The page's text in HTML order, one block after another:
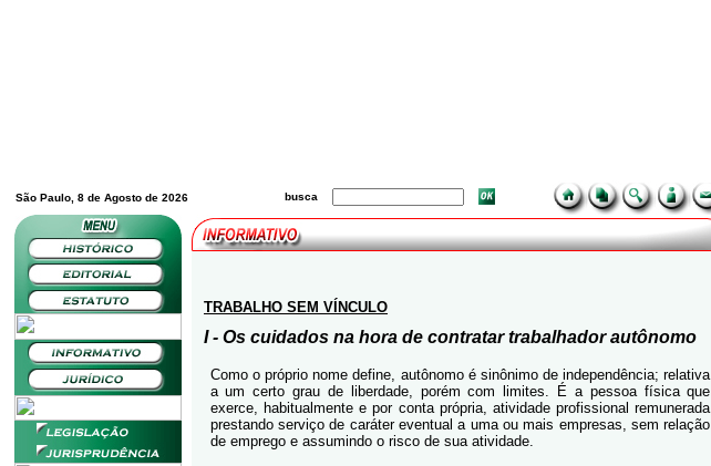
São Paulo, 8 de Agosto de 2026 busca
TRABALHO SEM VÍNCULO
I - Os cuidados na hora de contratar trabalhador autônomo
Como o próprio nome define, autônomo é sinônimo de independência; relativa
a um certo grau de liberdade, porém com limites. É a pessoa física que
exerce, habitualmente e por conta própria, atividade profissional remunerada
prestando serviço de caráter eventual a uma ou mais empresas, sem relação
de emprego e assumindo o risco de sua atividade.